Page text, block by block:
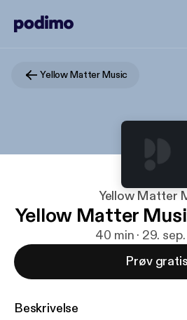
Yellow Matter Music
Yellow Matter
Yellow Matter
40 min · 29.
Prøv gratis
Beskrivelse